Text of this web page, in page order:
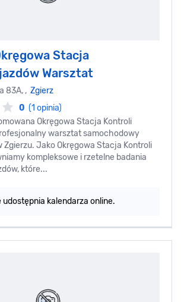
Stacja
Warsztat
83A, , Zgierz
0 (1 opinia)
Okręgowa Stacja Kontroli
warsztat samochodowy
Zgierzu. Jako Okręgowa Stacja Kontroli
kompleksowe i rzetelne badania
które...
udostępnia kalendarza online.